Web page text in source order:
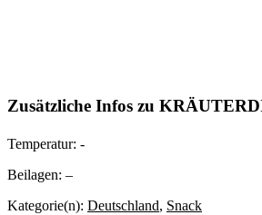
Zusätzliche Infos zu
Temperatur: -
Beilagen: –
Kategorie(n): Deutschland, Snack